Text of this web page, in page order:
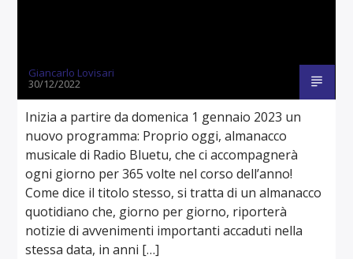
Giancarlo Lovisari
30/12/2022
Inizia a partire da domenica 1 gennaio 2023 un
nuovo programma: Proprio oggi, almanacco
musicale di Radio Bluetu, che ci accompagnerà
ogni giorno per 365 volte nel corso dell’anno!
Come dice il titolo stesso, si tratta di un almanacco
quotidiano che, giorno per giorno, riporterà
notizie di avvenimenti importanti accaduti nella
stessa data, in anni […]